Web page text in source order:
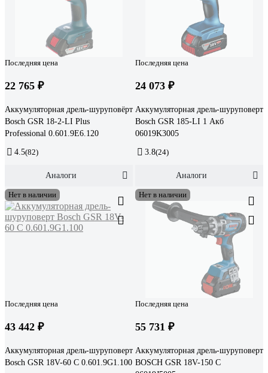
Последняя цена
22 765 ₽
Аккумуляторная дрель-шуруповёрт
Bosch GSR 18-2-LI Plus
Professional 0.601.9E6.120
4.5(82)
Аналоги
Последняя цена
24 073 ₽
Аккумуляторная дрель-шуруповерт
Bosch GSR 185-LI 1 Акб
06019K3005
3.8(24)
Аналоги
Нет в наличии
Последняя цена
43 442 ₽
Аккумуляторная дрель-шуруповерт
Bosch GSR 18V-60 C 0.601.9G1.100
Нет в наличии
Последняя цена
55 731 ₽
Аккумуляторная дрель-шуруповерт
BOSCH GSR 18V-150 C